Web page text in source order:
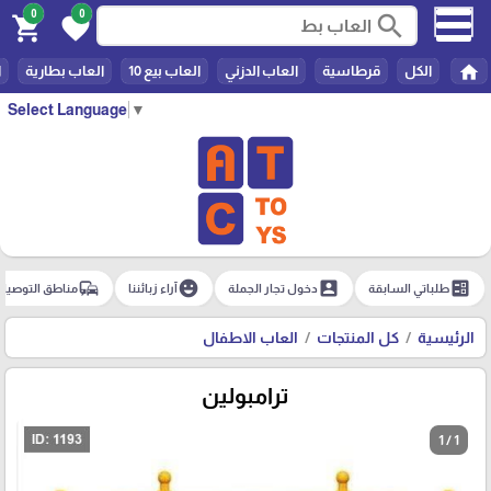
Select Language ▼
search
0
favorite
0
shopping_cart
home الكل قرطاسية العاب الدزني العاب بيع 10 العاب بطارية
ballotطلباتي السابقة account_boxدخول تجار الجملة emoji_emotionsآراء زبائننا commuteمناطق
الرئيسية كل المنتجات العاب الاطفال
ترامبولين
1 / 1